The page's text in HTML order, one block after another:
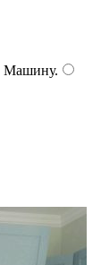
Машину.